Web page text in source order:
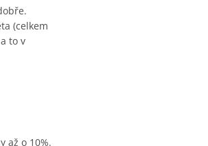
(celkem
to v
až o 10%.